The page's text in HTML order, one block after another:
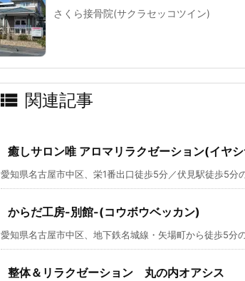
さくら接骨院(サクラセッコツイン)
 関連記事
癒しサロン唯 アロマリラクゼーション(イヤ
愛知県名古屋市中区、栄1番出口徒歩5分／伏見駅徒歩5分
からだ工房-別館-(コウボウベッカン)
愛知県名古屋市中区、地下鉄名城線・矢場町から徒歩5分
整体＆リラクゼーション 丸の内オアシス